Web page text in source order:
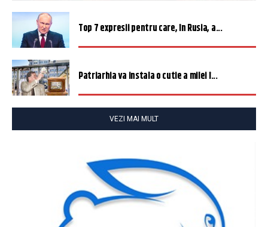
Top 7 expresii pentru care, în Rusia, a...
Patriarhia va instala o cutie a milei î...
VEZI MAI MULT